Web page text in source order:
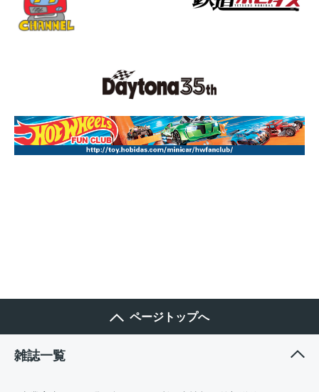
ページトップへ
雑誌一覧